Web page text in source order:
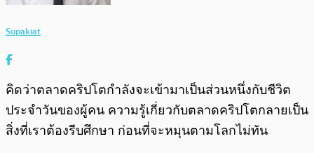
Supakiat
คิดว่าตลาดคริปโตกำลังจะเข้ามาเป็นส่วนหนึ่งกับชีวิต
ประจำวันของผู้คน ความรู้เกี่ยวกับตลาดคริปโตกลายเป็น
สิ่งที่เราต้องรีบศึกษา ก่อนที่จะหมุนตามโลกไม่ทัน